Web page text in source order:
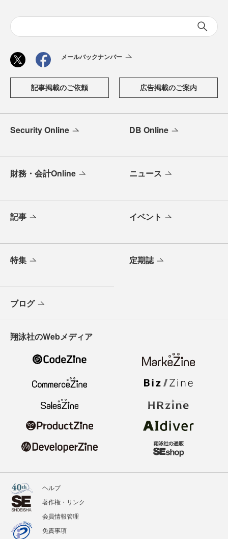
メールバックナンバー
記事掲載のご依頼 広告掲載のご案内
Security Online DB Online
財務・会計Online ニュース
記事 イベント
特集 定期誌
ブログ
翔泳社のWebメディア
ヘルプ
著作権・リンク
会員情報管理
免責事項